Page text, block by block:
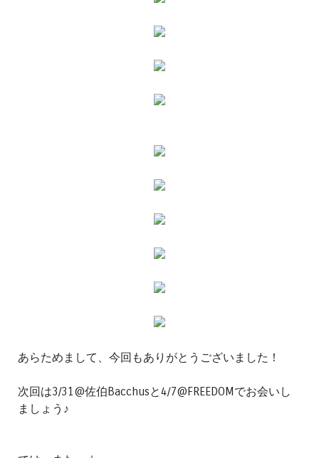
あらためまして、今回もありがとうございました！
次回は3/31@佐伯Bacchusと4/7@FREEDOMでお会いし
ましょう♪